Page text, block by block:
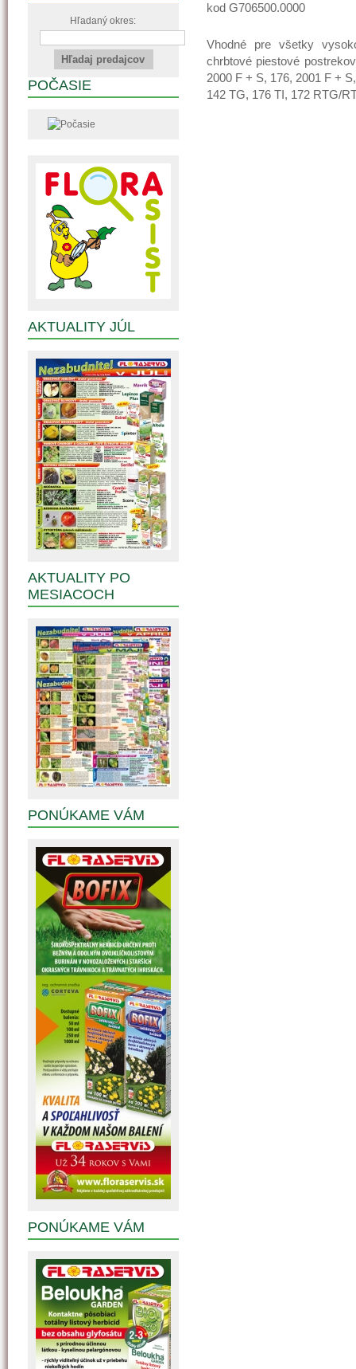
kod G706500.0000
Vhodné pre všetky
chrbtové piestové
2000 F + S, 176, 2001 F +
142 TG, 176 TI, 172 RTG/
Hľadaný okres:
POČASIE
AKTUALITY JÚL
AKTUALITY PO
MESIACOCH
PONÚKAME VÁM
PONÚKAME VÁM